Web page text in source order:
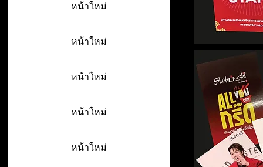
หน้าใหม่
หน้าใหม่
หน้าใหม่
หน้าใหม่
หน้าใหม่